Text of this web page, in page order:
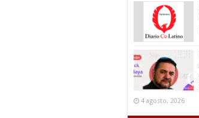
4 agosto, 2026